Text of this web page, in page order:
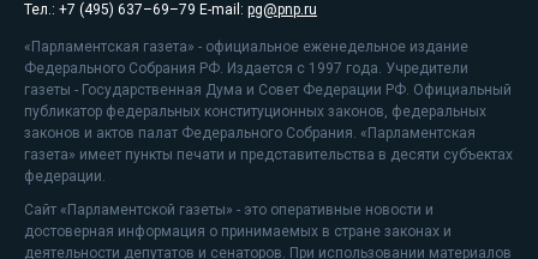
Тел.: +7 (495) 637–69–79 E-mail: pg@pnp.ru
«Парламентская газета» - официальное еженедельное издание
Федерального Собрания РФ. Издается с 1997 года. Учредители
газеты - Государственная Дума и Совет Федерации РФ. Официальный
публикатор федеральных конституционных законов, федеральных
законов и актов палат Федерального Собрания. «Парламентская
газета» имеет пункты печати и представительства в десяти субъектах
федерации.
Сайт «Парламентской газеты» - это оперативные новости и
достоверная информация о принимаемых в стране законах и
деятельности депутатов и сенаторов. При использовании материалов